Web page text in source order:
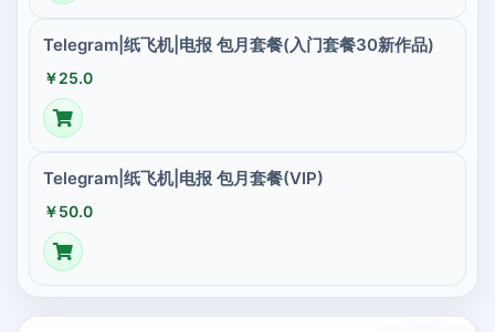
Telegram|纸飞机|电报 包月套餐(入门套餐30新作品)
￥25.0
Telegram|纸飞机|电报 包月套餐(VIP)
￥50.0